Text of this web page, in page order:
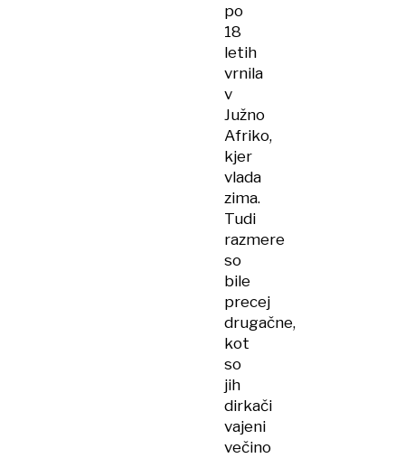
po
18
letih
vrnila
v
Južno
Afriko,
kjer
vlada
zima.
Tudi
razmere
so
bile
precej
drugačne,
kot
so
jih
dirkači
vajeni
večino